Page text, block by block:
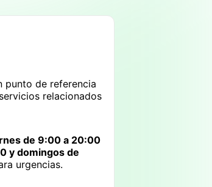
punto de referencia
relacionados
de 9:00 a 20:00
y domingos de
urgencias.